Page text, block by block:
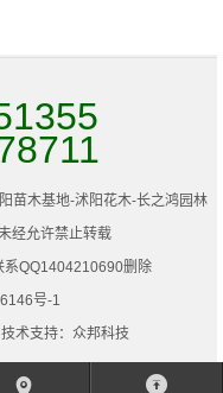
苗木基地-沭阳花木-长之鸿园林
经允许禁止转载
系QQ1404210690删除
号-1
术支持：众邦科技